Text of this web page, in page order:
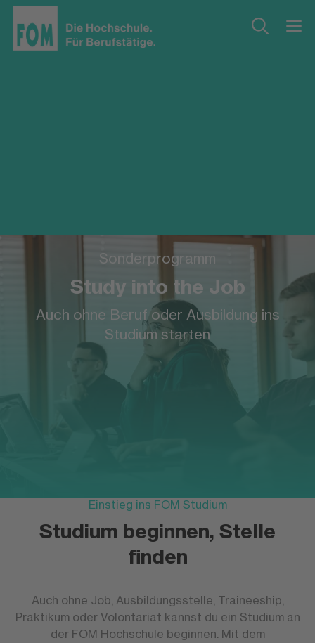
Sonderprogramm
Study into the Job
Auch ohne Beruf oder Ausbildung ins
Studium starten
Einstieg ins FOM Studium
Studium beginnen, Stelle
finden
Auch ohne Job, Ausbildungsstelle, Traineeship,
Praktikum oder Volontariat kannst du ein Studium an
der FOM Hochschule beginnen. Mit dem